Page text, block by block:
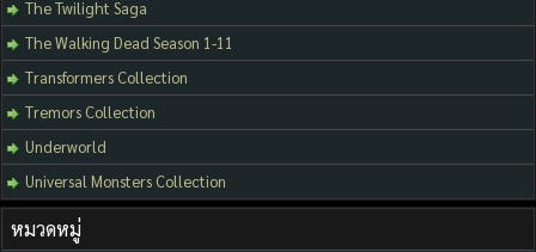
The Twilight Saga
The Walking Dead Season 1-11
Transformers Collection
Tremors Collection
Underworld
Universal Monsters Collection
หมวดหมู่